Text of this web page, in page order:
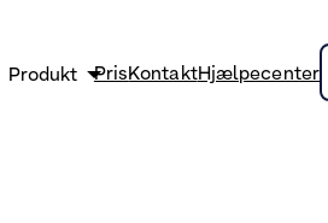
Produkt PrisKontaktHjælpecenter